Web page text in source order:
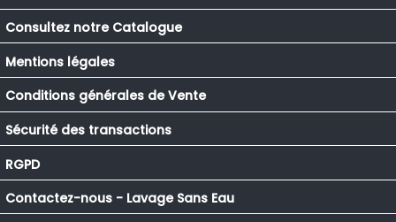
Consultez notre Catalogue
Mentions légales
Conditions générales de Vente
Sécurité des transactions
RGPD
Contactez-nous - Lavage Sans Eau